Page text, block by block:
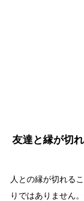
友達と縁が切
人との縁が切れる
りではありません